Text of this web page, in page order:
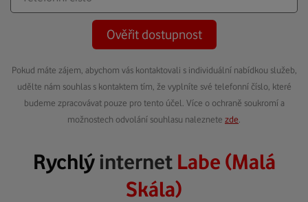
Ověřit dostupnost
Pokud máte zájem, abychom vás kontaktovali s individuální nabídkou služeb,
udělte nám souhlas s kontaktem tím, že vyplníte své telefonní číslo, které
budeme zpracovávat pouze pro tento účel. Více o ochraně soukromí a
možnostech odvolání souhlasu naleznete zde
Rychlýinternet Labe (Malá
Skála)